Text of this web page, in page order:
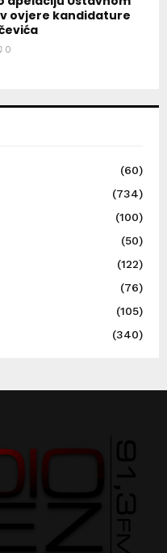
ovjere kandidature
0
(60)
(734)
(100)
(50)
(122)
(76)
(105)
(340)